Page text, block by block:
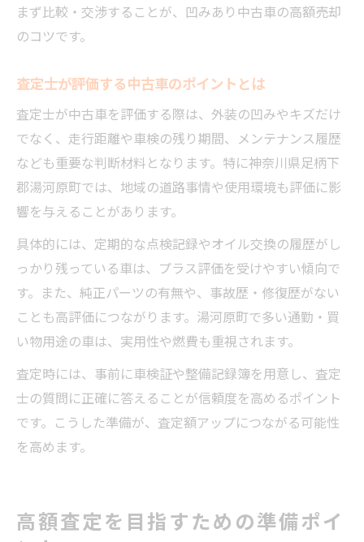
まず比較・交渉することが、凹みあり中古車の高額売却
のコツです。
査定士が評価する中古車のポイントとは
査定士が中古車を評価する際は、外装の凹みやキズだけ
でなく、走行距離や車検の残り期間、メンテナンス履歴
なども重要な判断材料となります。特に神奈川県足柄下
郡湯河原町では、地域の道路事情や使用環境も評価に影
響を与えることがあります。
具体的には、定期的な点検記録やオイル交換の履歴がし
っかり残っている車は、プラス評価を受けやすい傾向で
す。また、純正パーツの有無や、事故歴・修復歴がない
ことも高評価につながります。湯河原町で多い通勤・買
い物用途の車は、実用性や燃費も重視されます。
査定時には、事前に車検証や整備記録簿を用意し、査定
士の質問に正確に答えることが信頼度を高めるポイント
です。こうした準備が、査定額アップにつながる可能性
を高めます。
高額査定を目指すための準備ポイ